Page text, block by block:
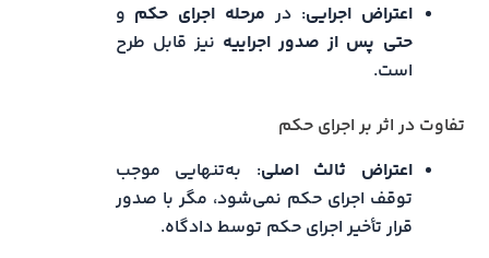
اعتراض اجرایی: در مرحله اجرای حکم و
حتی پس از صدور اجراییه نیز قابل طرح
است.
تفاوت در اثر بر اجرای حکم
اعتراض ثالث اصلی: به‌تنهایی موجب
توقف اجرای حکم نمی‌شود، مگر با صدور
قرار تأخیر اجرای حکم توسط دادگاه.